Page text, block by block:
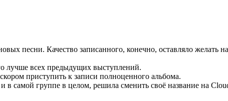
песни. Качество записанного, конечно, оставляло желать
лучше всех предыдущих выступлений.
приступить к записи полноценного альбома.
в самой группе в целом, решила сменить своё название на